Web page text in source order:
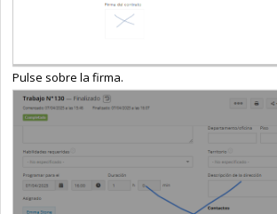
Pulse sobre la firma.